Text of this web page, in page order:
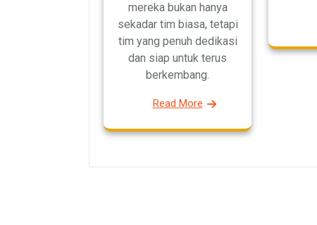
mereka bukan hanya
sekadar tim biasa, tetapi
tim yang penuh dedikasi
dan siap untuk terus
berkembang.
Read More